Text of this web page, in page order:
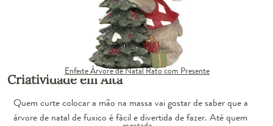
Enfeite Árvore de Natal Rato com Presente
Criatividade em Alta
Quem curte colocar a mão na massa vai gostar de saber que a
árvore de natal de fuxico é fácil e divertida de fazer. Até quem